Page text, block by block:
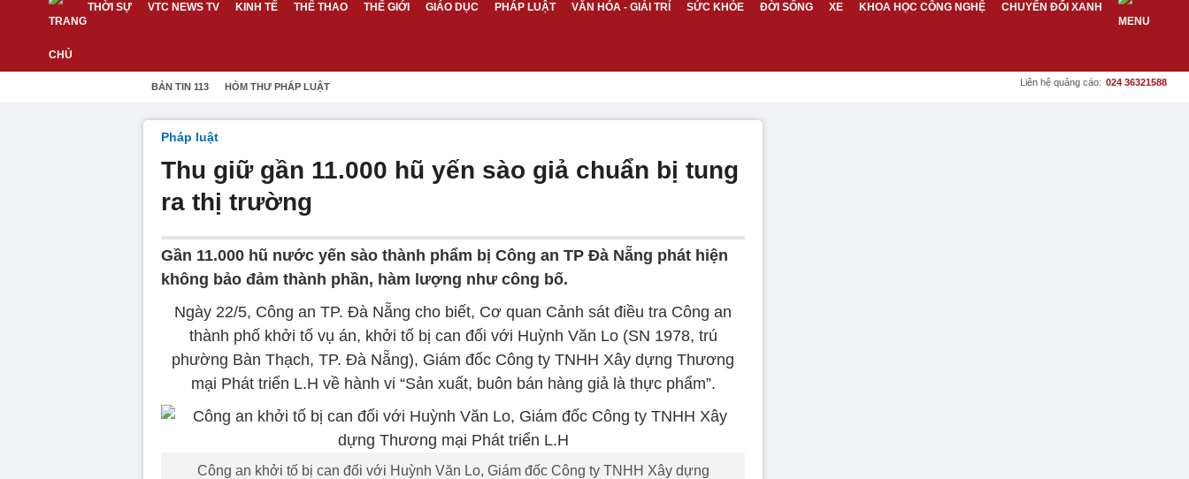
THỜI SỰ VTC NEWS TV KINH TẾ THỂ THAO THẾ GIỚI GIÁO DỤC PHÁP LUẬT VĂN HÓA - GIẢI TRÍ SỨC KHỎE ĐỜI SỐNG XE KHOA HỌC CÔNG NGHỆ CHUYỂN ĐỔI XANH
BẢN TIN 113 HÒM THƯ PHÁP LUẬT Liên hệ quảng cáo: 024 36321588
Pháp luật
Thu giữ gần 11.000 hũ yến sào giả chuẩn bị tung
ra thị trường
Gần 11.000 hũ nước yến sào thành phẩm bị Công an TP Đà Nẵng phát hiện
không bảo đảm thành phần, hàm lượng như công bố.
Ngày 22/5, Công an TP. Đà Nẵng cho biết, Cơ quan Cảnh sát điều tra Công an
thành phố khởi tố vụ án, khởi tố bị can đối với Huỳnh Văn Lo (SN 1978, trú
phường Bàn Thạch, TP. Đà Nẵng), Giám đốc Công ty TNHH Xây dựng Thương
mại Phát triển L.H về hành vi “Sản xuất, buôn bán hàng giả là thực phẩm”.
Công an khởi tố bị can đối với Huỳnh Văn Lo, Giám đốc Công ty TNHH Xây dựng